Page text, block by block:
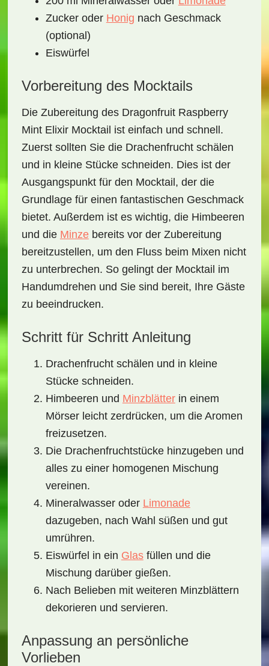
Zucker oder Honig nach Geschmack
(optional)
Eiswürfel
Vorbereitung des Mocktails
Die Zubereitung des Dragonfruit Raspberry
Mint Elixir Mocktail ist einfach und schnell.
Zuerst sollten Sie die Drachenfruchtschälen
und in kleine Stücke schneiden. Dies ist der
Ausgangspunkt für den Mocktail, der die
Grundlage für einen fantastischen Geschmack
bietet. Außerdem ist es wichtig, die Himbeeren
und die Minzebereits vor der Zubereitung
bereitzustellen, um den Fluss beim Mixen nicht
zu unterbrechen. So gelingt der Mocktail im
Handumdrehen und Sie sind bereit, Ihre Gäste
zu beeindrucken.
Schritt für Schritt Anleitung
Drachenfrucht schälen und in kleine
Stücke schneiden.
Himbeeren und Minzblätterin einem
Mörser leicht zerdrücken, um die Aromen
freizusetzen.
Die Drachenfruchtstücke hinzugeben und
alles zu einer homogenen Mischung
vereinen.
Mineralwasser oder Limonade
dazugeben, nach Wahl süßen und gut
umrühren.
Eiswürfel in ein Glasfüllen und die
Mischung darüber gießen.
Nach Belieben mit weiteren Minzblättern
dekorieren und servieren.
Anpassung an persönliche
Vorlieben